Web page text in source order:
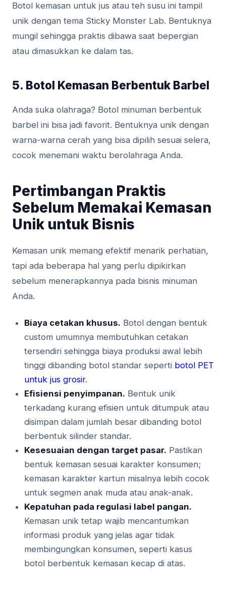
Botol kemasan untuk jus atau teh susu ini tampil
unik dengan tema Sticky Monster Lab. Bentuknya
mungil sehingga praktis dibawa saat bepergian
atau dimasukkan ke dalam tas.
5. Botol Kemasan Berbentuk Barbel
Anda suka olahraga? Botol minuman berbentuk
barbel ini bisa jadi favorit. Bentuknya unik dengan
warna-warna cerah yang bisa dipilih sesuai selera,
cocok menemani waktu berolahraga Anda.
Pertimbangan Praktis
Sebelum Memakai Kemasan
Unik untuk Bisnis
Kemasan unik memang efektif menarik perhatian,
tapi ada beberapa hal yang perlu dipikirkan
sebelum menerapkannya pada bisnis minuman
Anda.
Biaya cetakan khusus. Botol dengan bentuk
custom umumnya membutuhkan cetakan
tersendiri sehingga biaya produksi awal lebih
tinggi dibanding botol standar seperti botol PET
untuk jus grosir.
Efisiensi penyimpanan. Bentuk unik
terkadang kurang efisien untuk ditumpuk atau
disimpan dalam jumlah besar dibanding botol
berbentuk silinder standar.
Kesesuaian dengan target pasar. Pastikan
bentuk kemasan sesuai karakter konsumen;
kemasan karakter kartun misalnya lebih cocok
untuk segmen anak muda atau anak-anak.
Kepatuhan pada regulasi label pangan.
Kemasan unik tetap wajib mencantumkan
informasi produk yang jelas agar tidak
membingungkan konsumen, seperti kasus
botol berbentuk kemasan kecap di atas.